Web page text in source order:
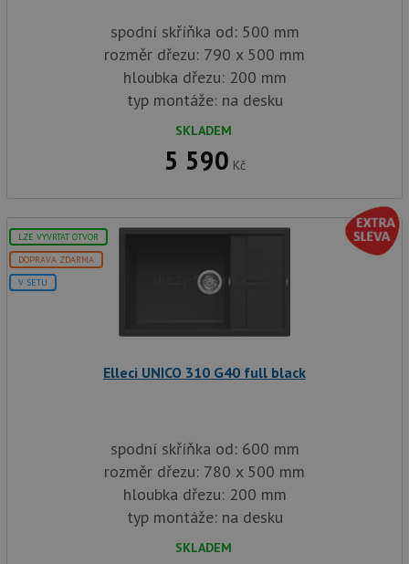
spodní skříňka od: 500 mm
rozměr dřezu: 790 x 500 mm
hloubka dřezu: 200 mm
typ montáže: na desku
SKLADEM
5 590 Kč
LZE VYVRTAT OTVOR
DOPRAVA ZDARMA
V SETU
Elleci UNICO 310 G40 full black
spodní skříňka od: 600 mm
rozměr dřezu: 780 x 500 mm
hloubka dřezu: 200 mm
typ montáže: na desku
SKLADEM